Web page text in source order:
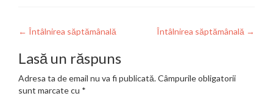
Navigare
în
articole
← Întâlnirea săptămânală Întâlnirea săptămânală →
Lasă un răspuns
Adresa ta de email nu va fi publicată.Câmpurile obligatorii
sunt marcate cu *